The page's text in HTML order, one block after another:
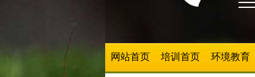
网站首页 培训首页 环境教育